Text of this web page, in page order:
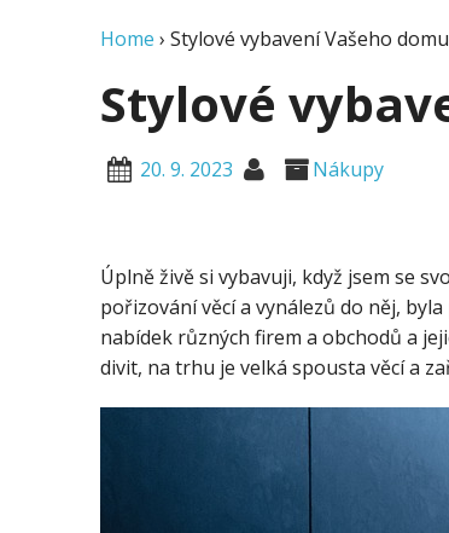
Home › Stylové vybavení Vašeho domu
Stylové
20. 9. 2023 Nákupy
Úplně živě si vybavuji, když jsem se
pořizování věcí a vynálezů do něj,
nabídek různých firem a obchodů a
divit, na trhu je velká spousta věcí a